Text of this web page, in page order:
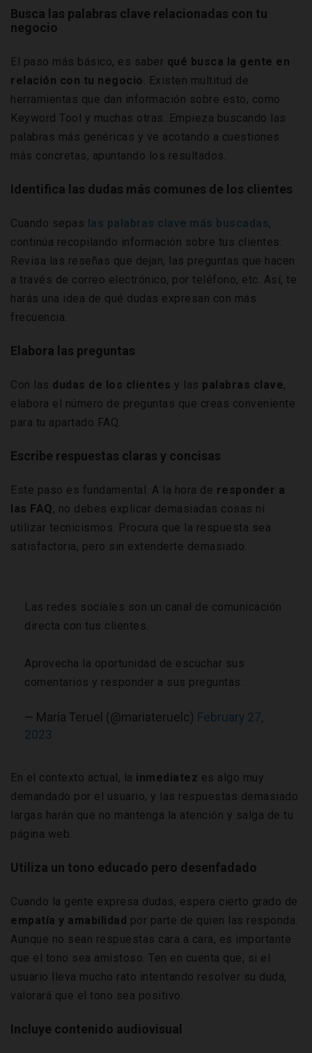
Busca las palabras clave relacionadas con tu
negocio
El paso más básico, es saber qué busca la gente en
relación con tu negocio. Existen multitud de
herramientas que dan información sobre esto, como
Keyword Tool y muchas otras. Empieza buscando las
palabras más genéricas y ve acotando a cuestiones
más concretas, apuntando los resultados.
Identifica las dudas más comunes de los clientes
Cuando sepas las palabras clave más buscadas,
continúa recopilando información sobre tus clientes.
Revisa las reseñas que dejan, las preguntas que hacen
a través de correo electrónico, por teléfono, etc. Así, te
harás una idea de qué dudas expresan con más
frecuencia.
Elabora las preguntas
Con las dudas de los clientes y las palabras clave,
elabora el número de preguntas que creas conveniente
para tu apartado FAQ.
Escribe respuestas claras y concisas
Este paso es fundamental. A la hora de responder a
las FAQ, no debes explicar demasiadas cosas ni
utilizar tecnicismos. Procura que la respuesta sea
satisfactoria, pero sin extenderte demasiado.
Las redes sociales son un canal de comunicación
directa con tus clientes.
Aprovecha la oportunidad de escuchar sus
comentarios y responder a sus preguntas.
— María Teruel (@mariateruelc) February 27,
2023
En el contexto actual, la inmediatez es algo muy
demandado por el usuario, y las respuestas demasiado
largas harán que no mantenga la atención y salga de tu
página web.
Utiliza un tono educado pero desenfadado
Cuando la gente expresa dudas, espera cierto grado de
empatía y amabilidad por parte de quien las responda.
Aunque no sean respuestas cara a cara, es importante
que el tono sea amistoso. Ten en cuenta que, si el
usuario lleva mucho rato intentando resolver su duda,
valorará que el tono sea positivo.
Incluye contenido audiovisual